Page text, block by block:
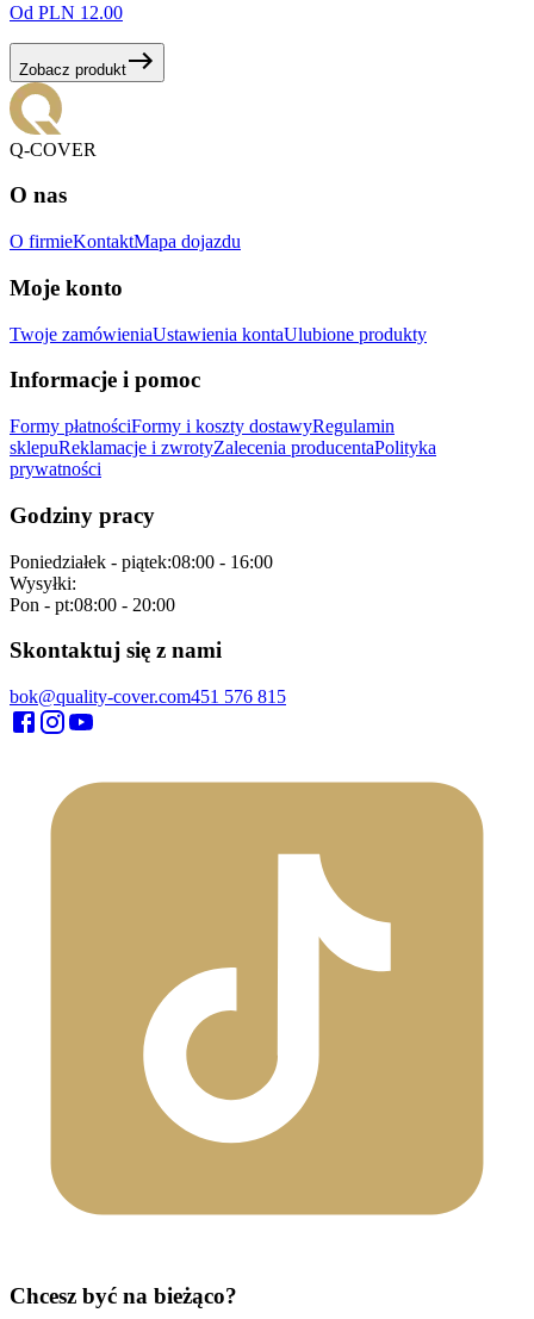
Od PLN 12.00
Zobacz produkt
Q-COVER
O nas
O firmieKontaktMapa dojazdu
Moje konto
Twoje zamówieniaUstawienia kontaUlubione produkty
Informacje i pomoc
Formy płatnościFormy i koszty dostawyRegulamin
sklepuReklamacje i zwrotyZalecenia producentaPolityka
prywatności
Godziny pracy
Poniedziałek - piątek:08:00 - 16:00
Wysyłki:
Pon - pt:08:00 - 20:00
Skontaktuj się z nami
bok@quality-cover.com451 576 815
Chcesz być na bieżąco?